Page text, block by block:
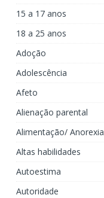
15 a 17 anos
18 a 25 anos
Adoção
Adolescência
Afeto
Alienação parental
Alimentação/
Altas habilidades
Autoestima
Autoridade